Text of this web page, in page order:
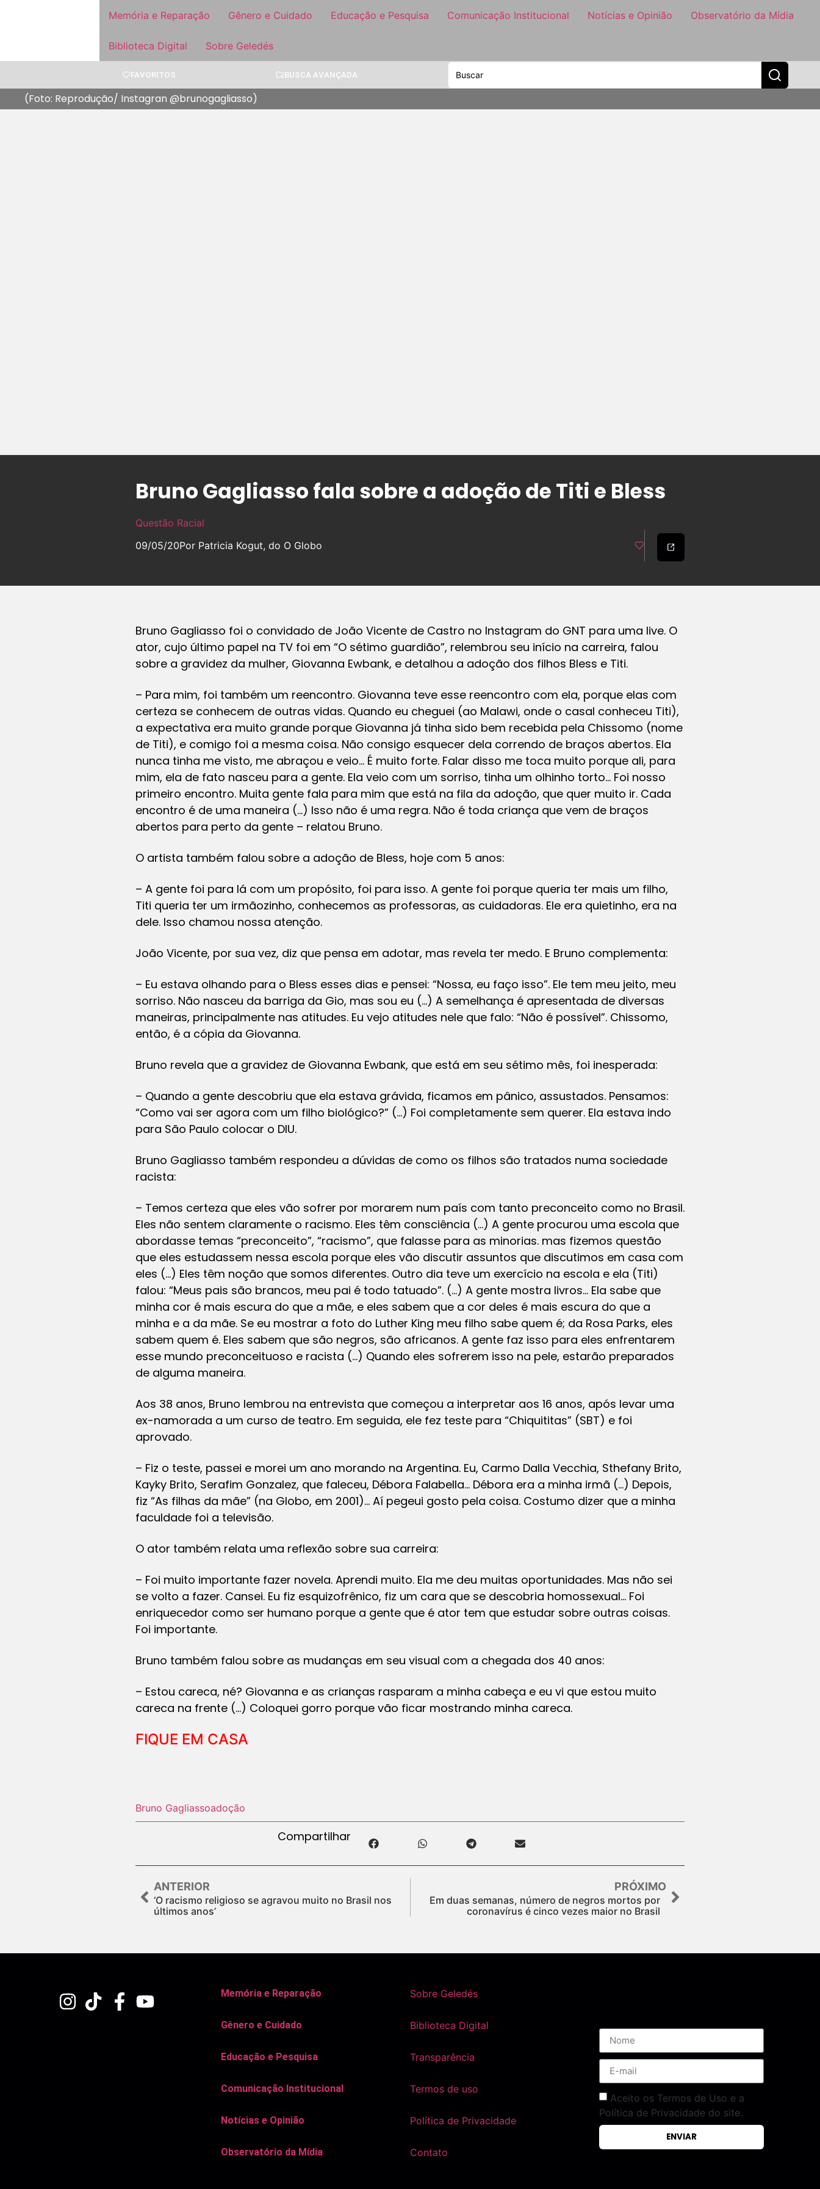
Memória e Reparação Gênero e Cuidado Educação e Pesquisa Comunicação Institucional Notícias e Opinião Observatório da Mídia
Biblioteca Digital Sobre Geledés
FAVORITOS BUSCA AVANÇADA
(Foto: Reprodução/ Instagran @brunogagliasso)
Bruno Gagliasso fala sobre a adoção de Titi e Bless
Questão Racial
09/05/20Por Patricia Kogut, do O Globo
Bruno Gagliasso foi o convidado de João Vicente de Castro no Instagram do GNT para uma live. O
ator, cujo último papel na TV foi em “O sétimo guardião”, relembrou seu início na carreira, falou
sobre a gravidez da mulher, Giovanna Ewbank, e detalhou a adoção dos filhos Bless e Titi.
– Para mim, foi também um reencontro. Giovanna teve esse reencontro com ela, porque elas com
certeza se conhecem de outras vidas. Quando eu cheguei (ao Malawi, onde o casal conheceu Titi),
a expectativa era muito grande porque Giovanna já tinha sido bem recebida pela Chissomo (nome
de Titi), e comigo foi a mesma coisa. Não consigo esquecer dela correndo de braços abertos. Ela
nunca tinha me visto, me abraçou e veio… É muito forte. Falar disso me toca muito porque ali, para
mim, ela de fato nasceu para a gente. Ela veio com um sorriso, tinha um olhinho torto… Foi nosso
primeiro encontro. Muita gente fala para mim que está na fila da adoção, que quer muito ir. Cada
encontro é de uma maneira (…) Isso não é uma regra. Não é toda criança que vem de braços
abertos para perto da gente – relatou Bruno.
O artista também falou sobre a adoção de Bless, hoje com 5 anos:
– A gente foi para lá com um propósito, foi para isso. A gente foi porque queria ter mais um filho,
Titi queria ter um irmãozinho, conhecemos as professoras, as cuidadoras. Ele era quietinho, era na
dele. Isso chamou nossa atenção.
João Vicente, por sua vez, diz que pensa em adotar, mas revela ter medo. E Bruno complementa:
– Eu estava olhando para o Bless esses dias e pensei: “Nossa, eu faço isso”. Ele tem meu jeito, meu
sorriso. Não nasceu da barriga da Gio, mas sou eu (…) A semelhança é apresentada de diversas
maneiras, principalmente nas atitudes. Eu vejo atitudes nele que falo: “Não é possível”. Chissomo,
então, é a cópia da Giovanna.
Bruno revela que a gravidez de Giovanna Ewbank, que está em seu sétimo mês, foi inesperada:
– Quando a gente descobriu que ela estava grávida, ficamos em pânico, assustados. Pensamos:
“Como vai ser agora com um filho biológico?” (…) Foi completamente sem querer. Ela estava indo
para São Paulo colocar o DIU.
Bruno Gagliasso também respondeu a dúvidas de como os filhos são tratados numa sociedade
racista:
– Temos certeza que eles vão sofrer por morarem num país com tanto preconceito como no Brasil.
Eles não sentem claramente o racismo. Eles têm consciência (…) A gente procurou uma escola que
abordasse temas “preconceito”, “racismo”, que falasse para as minorias. mas fizemos questão
que eles estudassem nessa escola porque eles vão discutir assuntos que discutimos em casa com
eles (…) Eles têm noção que somos diferentes. Outro dia teve um exercício na escola e ela (Titi)
falou: “Meus pais são brancos, meu pai é todo tatuado”. (…) A gente mostra livros… Ela sabe que
minha cor é mais escura do que a mãe, e eles sabem que a cor deles é mais escura do que a
minha e a da mãe. Se eu mostrar a foto do Luther King meu filho sabe quem é; da Rosa Parks, eles
sabem quem é. Eles sabem que são negros, são africanos. A gente faz isso para eles enfrentarem
esse mundo preconceituoso e racista (…) Quando eles sofrerem isso na pele, estarão preparados
de alguma maneira.
Aos 38 anos, Bruno lembrou na entrevista que começou a interpretar aos 16 anos, após levar uma
ex-namorada a um curso de teatro. Em seguida, ele fez teste para “Chiquititas” (SBT) e foi
aprovado.
– Fiz o teste, passei e morei um ano morando na Argentina. Eu, Carmo Dalla Vecchia, Sthefany Brito,
Kayky Brito, Serafim Gonzalez, que faleceu, Débora Falabella… Débora era a minha irmã (…) Depois,
fiz “As filhas da mãe” (na Globo, em 2001)… Aí pegeui gosto pela coisa. Costumo dizer que a minha
faculdade foi a televisão.
O ator também relata uma reflexão sobre sua carreira:
– Foi muito importante fazer novela. Aprendi muito. Ela me deu muitas oportunidades. Mas não sei
se volto a fazer. Cansei. Eu fiz esquizofrênico, fiz um cara que se descobria homossexual… Foi
enriquecedor como ser humano porque a gente que é ator tem que estudar sobre outras coisas.
Foi importante.
Bruno também falou sobre as mudanças em seu visual com a chegada dos 40 anos:
– Estou careca, né? Giovanna e as crianças rasparam a minha cabeça e eu vi que estou muito
careca na frente (…) Coloquei gorro porque vão ficar mostrando minha careca.
FIQUE EM CASA
Bruno Gagliassoadoção
Compartilhar
ANTERIOR
‘O racismo religioso se agravou muito no Brasil nos
últimos anos’
PRÓXIMO
Em duas semanas, número de negros mortos por
coronavírus é cinco vezes maior no Brasil
Memória e Reparação
Gênero e Cuidado
Educação e Pesquisa
Comunicação Institucional
Notícias e Opinião
Observatório da Mídia
Sobre Geledés
Biblioteca Digital
Transparência
Termos de uso
Política de Privacidade
Contato
Aceito os Termos de Uso e a
Política de Privacidade do site.
ENVIAR